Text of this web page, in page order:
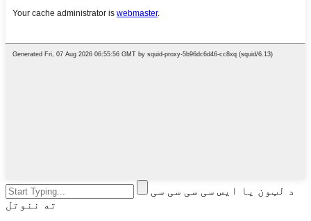
د لټون یا ایس سی سی سی سی
ته ننوتل